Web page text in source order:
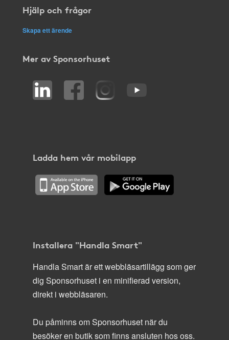
Hjälp och frågor
Skapa ett ärende
Mer av Sponsorhuset
Ladda hem vår mobilapp
Installera "Handla Smart"
Handla Smart är ett webbläsartillägg som ger
dig Sponsorhuset i en minifierad version,
direkt i webbläsaren.
Du påminns om Sponsorhuset när du
besöker en butik som finns ansluten hos oss.